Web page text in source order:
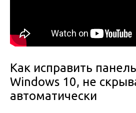
Как исправить
Windows 10, не
автоматически